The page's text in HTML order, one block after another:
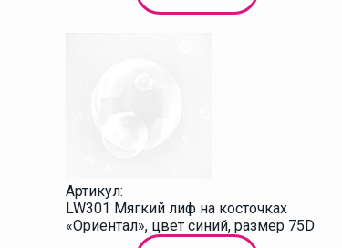
Артикул:
LW301 Мягкий лиф на косточках
«Ориентал», цвет синий, размер 75D